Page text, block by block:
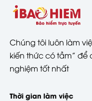
Chúng tôi luôn làm
kiến thức có tầm” để
nghiệm tốt nhất
Thời gian làm việc